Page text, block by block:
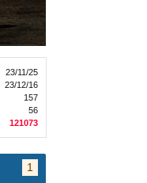
23/11/25
23/12/16
157
56
121073
1